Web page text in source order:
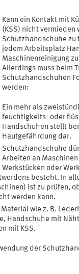
Kann ein Kontakt mit
(KSS) nicht vermieden
Schutzhandschuhe zu
jedem Arbeitsplatz
Maschinenreinigung
Allerdings muss beim
Schutzhandschuhen
werden:
Ein mehr als
feuchtigkeits- oder
Handschuhen stellt
Hautgefährdung dar.
Schutzhandschuhe
Arbeiten an
Werkstücken oder
besteht. In
ist zu prüfen,
werden kann.
wie z. B.
Handschuhe mit
mit KSS.
der